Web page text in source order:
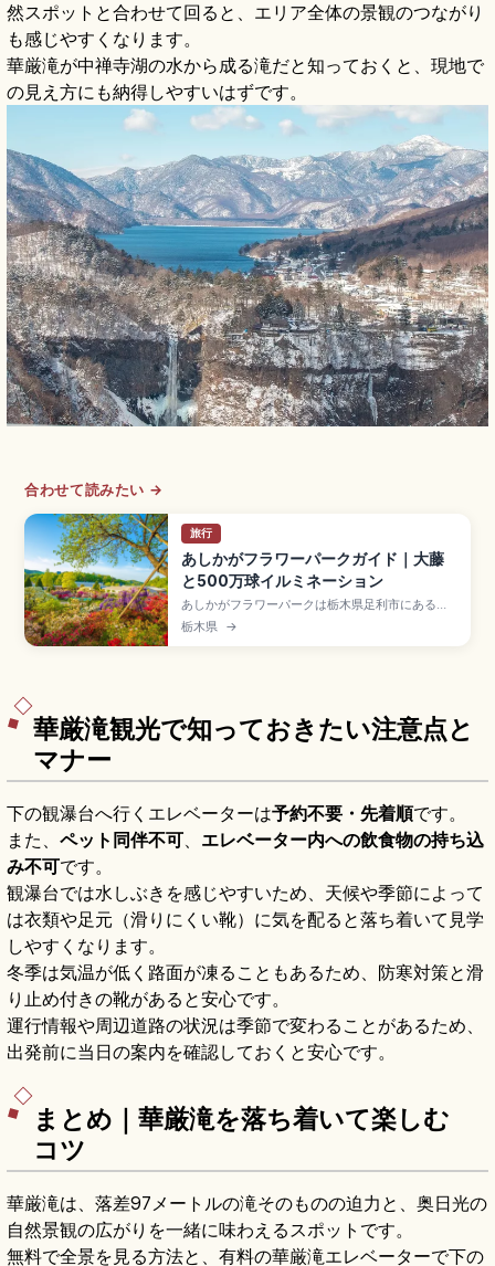
然スポットと合わせて回ると、エリア全体の景観のつながり
も感じやすくなります。
華厳滝が中禅寺湖の水から成る滝だと知っておくと、現地で
の見え方にも納得しやすいはずです。
合わせて読みたい →
旅行
あしかがフラワーパークガイド｜大藤
と500万球イルミネーション
あしかがフラワーパークは栃木県足利市にある約
100,000㎡の花園で、樹齢150年超の大藤(約
1,000㎡)と長さ約80mの白藤トンネルが見どころ
栃木県 →
華厳滝観光で知っておきたい注意点と
マナー
下の観瀑台へ行くエレベーターは予約不要・先着順です。
また、 ペット同伴不可
エレベーター内への飲食物の持ち込
み不可です。
観瀑台では水しぶきを感じやすいため、天候や季節によって
は衣類や足元（滑りにくい靴）に気を配ると落ち着いて見学
しやすくなります。
冬季は気温が低く路面が凍ることもあるため、防寒対策と滑
り止め付きの靴があると安心です。
運行情報や周辺道路の状況は季節で変わることがあるため、
出発前に当日の案内を確認しておくと安心です。
まとめ｜華厳滝を落ち着いて楽しむ
コツ
華厳滝は、落差97メートルの滝そのものの迫力と、奥日光の
自然景観の広がりを一緒に味わえるスポットです。
無料で全景を見る方法と、有料の華厳滝エレベーターで下の